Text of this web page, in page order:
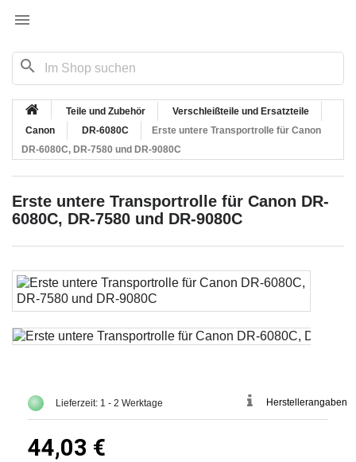

search
Teile und Zubehör
Verschleißteile und Ersatzteile
Canon
DR-6080C
Erste untere Transportrolle für Canon
DR-6080C, DR-7580 und DR-9080C
Erste untere Transportrolle für Canon DR-
6080C, DR-7580 und DR-9080C
Lieferzeit: 1 - 2 Werktage Herstellerangaben
44,03 €